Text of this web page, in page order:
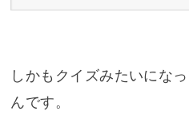
しかもクイズみたいにな
んです。